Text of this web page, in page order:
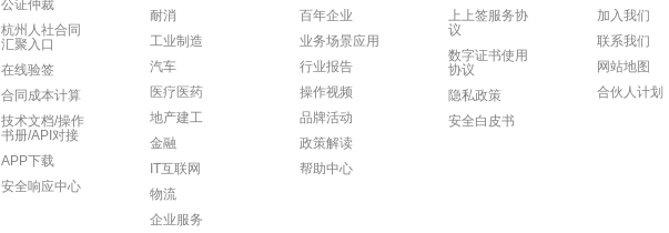
公证仲裁
杭州人社合同
汇聚入口
在线验签
合同成本计算
技术文档/操作
书册/API对接
APP下载
安全响应中心
耐消
工业制造
汽车
医疗医药
地产建工
金融
IT互联网
物流
企业服务
百年企业
业务场景应用
行业报告
操作视频
品牌活动
政策解读
帮助中心
上上签服务协
议
数字证书使用
协议
隐私政策
安全白皮书
加入我们
联系我们
网站地图
合伙人计划